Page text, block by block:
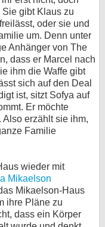
gibt Klaus zu
oder sie und
um. Denn unter
Anhänger von The
dass er Marcel nach
ihm die Waffe gibt
sich auf den Deal
ist, sitzt Sofya auf
Er möchte
erzählt sie ihm,
Familie
wieder mit
Mikaelson
Mikaelson-Haus
ihre Pläne zu
dass ein Körper